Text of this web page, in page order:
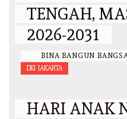
TENGAH,
2026-2031
BINA BANGUN
DKI JAKARTA
HARI ANAK